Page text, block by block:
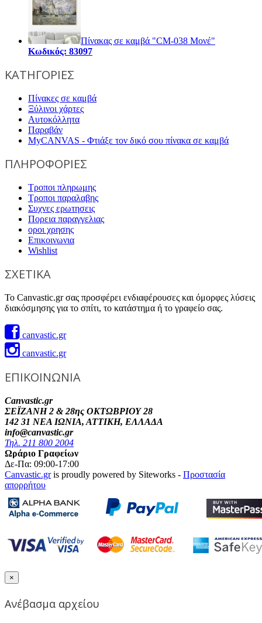
Πίνακας σε καμβά "CM-038 Μονέ"
Κωδικός: 83097
ΚΑΤΗΓΟΡΙΕΣ
Πίνακες σε καμβά
Ξύλινοι χάρτες
Αυτοκόλλητα
Παραβάν
MyCANVAS - Φτιάξε τον δικό σου πίνακα σε καμβά
ΠΛΗΡΟΦΟΡΙΕΣ
Τροποι πληρωμης
Τροποι παραλαβης
Συχνες ερωτησεις
Πορεια παραγγελιας
οροι χρησης
Επικοινωνια
Wishlist
ΣΧΕΤΙΚΑ
Το Canvastic.gr σας προσφέρει ενδιαφέρουσες και όμορφες λύσεις
διακόσμησης για το σπίτι, το κατάστημα ή το γραφείο σας.
canvastic.gr
canvastic.gr
ΕΠΙΚΟΙΝΩΝΙΑ
Canvastic.gr
ΣΕΪΖΑΝΗ 2 & 28ης ΟΚΤΩΒΡΙΟΥ 28
142 31 ΝΕΑ ΙΩΝΙΑ, ΑΤΤΙΚΗ, ΕΛΛΑΔΑ
info@canvastic.gr
Τηλ. 211 800 2004
Ωράριο Γραφείων
Δε-Πα: 09:00-17:00
Canvastic.gris proudly powered by Siteworks - Προστασία
απορρήτου
×
Ανέβασμα αρχείου